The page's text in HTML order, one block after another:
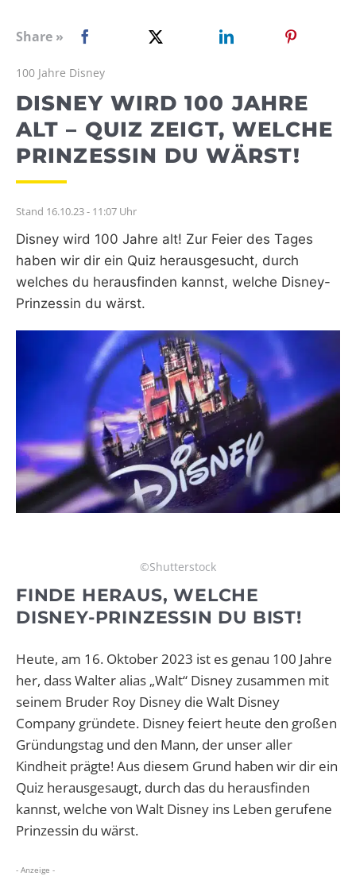
Share »
100 Jahre Disney
DISNEY WIRD 100 JAHRE
ALT – QUIZ ZEIGT, WELCHE
PRINZESSIN DU WÄRST!
Stand 16.10.23 - 11:07 Uhr
Disney wird 100 Jahre alt! Zur Feier des Tages
haben wir dir ein Quiz herausgesucht, durch
welches du herausfinden kannst, welche Disney-
Prinzessin du wärst.
©Shutterstock
FINDE HERAUS, WELCHE
DISNEY-PRINZESSIN DU BIST!
Heute, am 16. Oktober 2023 ist es genau 100 Jahre
her, dass Walter alias „Walt“ Disney zusammen mit
seinem Bruder Roy Disney die Walt Disney
Company gründete. Disney feiert heute den großen
Gründungstag und den Mann, der unser aller
Kindheit prägte! Aus diesem Grund haben wir dir ein
Quiz herausgesaugt, durch das du herausfinden
kannst, welche von Walt Disney ins Leben gerufene
Prinzessin du wärst.
- Anzeige -